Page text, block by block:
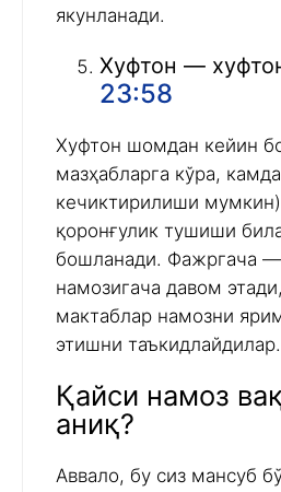
якунланади.
Хуфтон —
23:58
Хуфтон шомдан кейин
мазҳабларга кўра,
кечиктирилиши
қоронғулик тушиши
бошланади. Фажргача —
намозигача давом
мактаблар намозни
этишни таъкидлайдилар.
Қайси намоз
аниқ?
Аввало, бу сиз мансуб